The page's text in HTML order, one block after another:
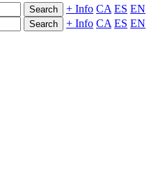
Search + Info CA ES EN
Search + Info CA ES EN